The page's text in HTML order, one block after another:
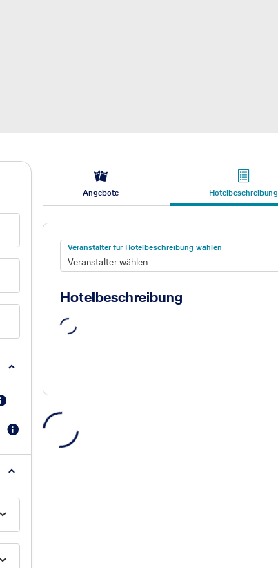
Angebote Hotelbeschreibung
Hotelbeschreibung
Veranstalter für Hotelbeschreibung wählen
Veranstalter wählen
Hotelbeschreibung